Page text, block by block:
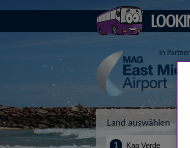
In
Land auswählen